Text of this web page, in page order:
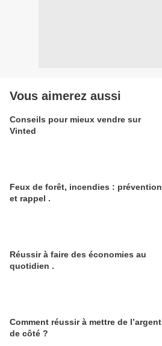
Vous aimerez aussi
Conseils pour mieux vendre sur
Vinted
Feux de forêt, incendies : prévention
et rappel .
Réussir à faire des économies au
quotidien .
Comment réussir à mettre de l’argent
de côté ?